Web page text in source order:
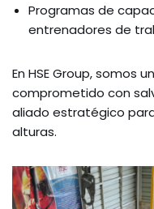
Programas de
entrenadores de
En HSE Group, somos
comprometido con
aliado estratégico
alturas.